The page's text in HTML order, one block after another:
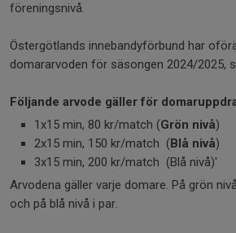
föreningsnivå.
Östergötlands innebandyförbund har
domararvoden för säsongen 2024/2025,
Följande arvode gäller för
1x15 min, 80 kr/match (Grön nivå)
2x15 min, 150 kr/match ( Blå nivå)
3x15 min, 200 kr/match (Blå nivå)'
Arvodena gäller varje domare. På grön
och på blå nivå i par.